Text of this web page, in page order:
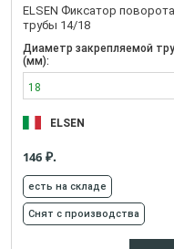
ELSEN Фиксатор поворота
трубы 14/18
Диаметр закрепляемой
(мм):
18
ELSEN
146 ₽.
есть на складе
Снят с производства